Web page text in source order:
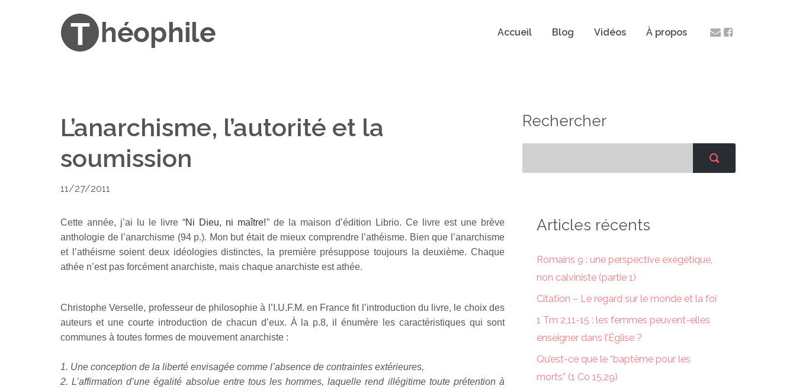
Accueil Blog Vidéos À propos
L’anarchisme, l’autorité et la
soumission
11/27/2011
Cette année, j’ai lu le livre “Ni Dieu, ni maître!” de la maison d’édition Librio. Ce livre est une brève
anthologie de l’anarchisme (94 p.). Mon but était de mieux comprendre l’athéisme. Bien que l’anarchisme
et l’athéisme soient deux idéologies distinctes, la première présuppose toujours la deuxième. Chaque
athée n’est pas forcément anarchiste, mais chaque anarchiste est athée.
Christophe Verselle, professeur de philosophie à l’I.U.F.M. en France fit l’introduction du livre, le choix des
auteurs et une courte introduction de chacun d’eux. À la p.8, il énumère les caractéristiques qui sont
communes à toutes formes de mouvement anarchiste :
1. Une conception de la liberté envisagée comme l’absence de contraintes extérieures,
2. L’affirmation d’une égalité absolue entre tous les hommes, laquelle rend illégitime toute prétention à
Rechercher
Articles récents
Romains 9 : une perspective exégétique,
non calviniste (partie 1)
Citation – Le regard sur le monde et la foi
1 Tm 2,11-15 : les femmes peuvent-elles
enseigner dans l’Église ?
Qu’est-ce que le “baptême pour les
morts” (1 Co 15,29)